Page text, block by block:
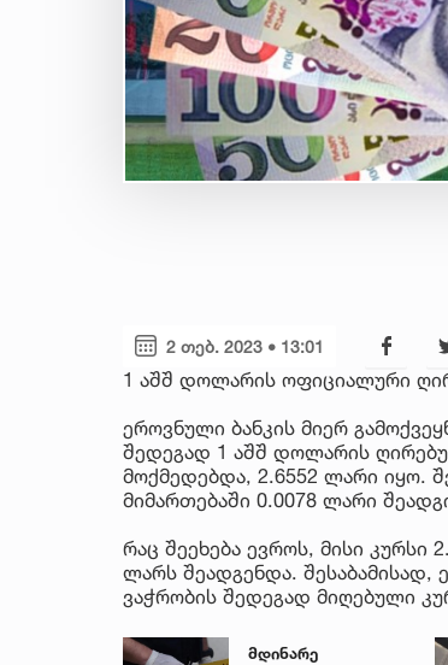
2 თებ. 2023 • 13:01
1 აშშ დოლარის ოფიციალური
ეროვნული ბანკის მიერ
შედეგად 1 აშშ დოლარის
მოქმედებდა, 2.6552 ლარი იყო.
მიმართებაში 0.0078 ლარი
რაც შეეხება ევროს, მისი კურსი
ლარს შეადგენდა.
ვაჭრობის შედეგად მიღებული
მდინარე